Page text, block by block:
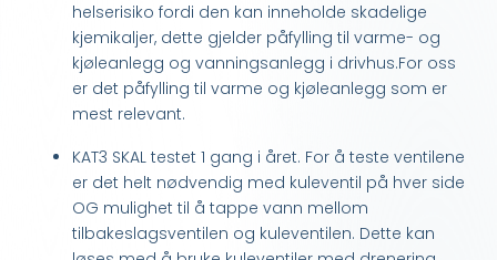
helserisiko fordi den kan inneholde skadelige
kjemikaljer, dette gjelder påfylling til varme- og
kjøleanlegg og vanningsanlegg i drivhus.For oss
er det påfylling til varme og kjøleanlegg som er
mest relevant.
KAT3 SKAL testet 1 gang i året. For å teste ventilene
er det helt nødvendig med kuleventil på hver side
OG mulighet til å tappe vann mellom
tilbakeslagsventilen og kuleventilen. Dette kan